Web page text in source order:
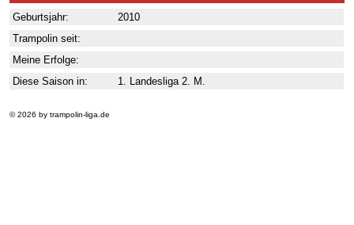
Geburtsjahr:
2010
Trampolin seit:
Meine Erfolge:
Diese Saison in:
1. Landesliga 2. M.
© 2026 by trampolin-liga.de